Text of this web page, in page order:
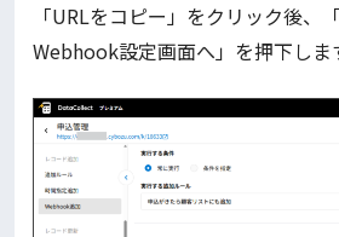
「URLをコピー」をクリック後、
Webhook設定画面へ」を押下しま